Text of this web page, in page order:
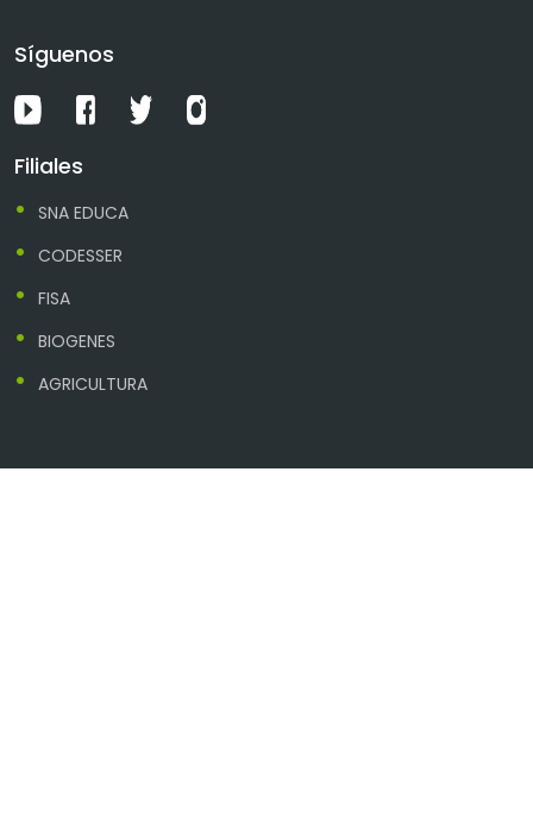
Síguenos
Filiales
SNA EDUCA
CODESSER
FISA
BIOGENES
AGRICULTURA